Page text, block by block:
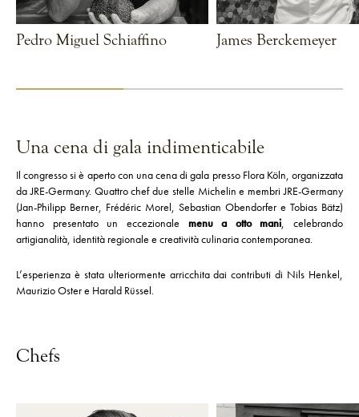
Pedro Miguel Schiaffino James Berckemeyer
Una cena di gala indimenticabile
Il congresso si è aperto con una cena di gala presso Flora Köln, organizzata
da JRE-Germany. Quattro chef due stelle Michelin e membri JRE-Germany
(Jan-Philipp Berner, Frédéric Morel, Sebastian Obendorfer e Tobias Bätz)
hanno presentato un eccezionale menu a otto mani, celebrando
artigianalità, identità regionale e creatività culinaria contemporanea.
L’esperienza è stata ulteriormente arricchita dai contributi di Nils Henkel,
Maurizio Oster e Harald Rüssel.
Chefs